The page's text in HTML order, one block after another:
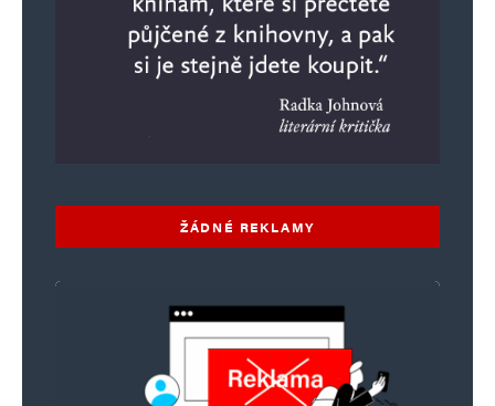
ŽÁDNÉ REKLAMY